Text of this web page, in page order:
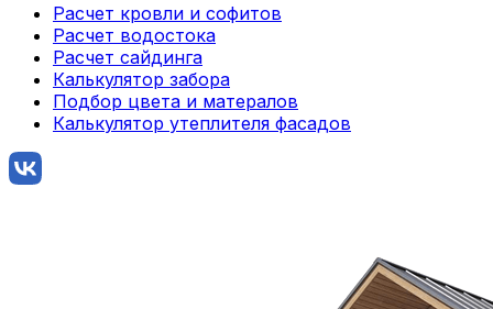
Расчет кровли и софитов
Расчет водостока
Расчет сайдинга
Калькулятор забора
Подбор цвета и матералов
Калькулятор утеплителя фасадов